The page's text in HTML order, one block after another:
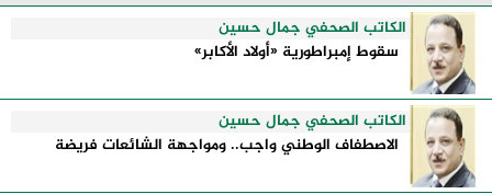
إدارتها للأزمات، والحدود التي تفصل بين القوة ...
الكاتب الصحفي جمال حسين
سقوط إمبراطورية «أولاد الأكابر»
الكاتب الصحفي جمال حسين
الاصطفاف الوطني واجب.. ومواجهة الشائعات فريضة